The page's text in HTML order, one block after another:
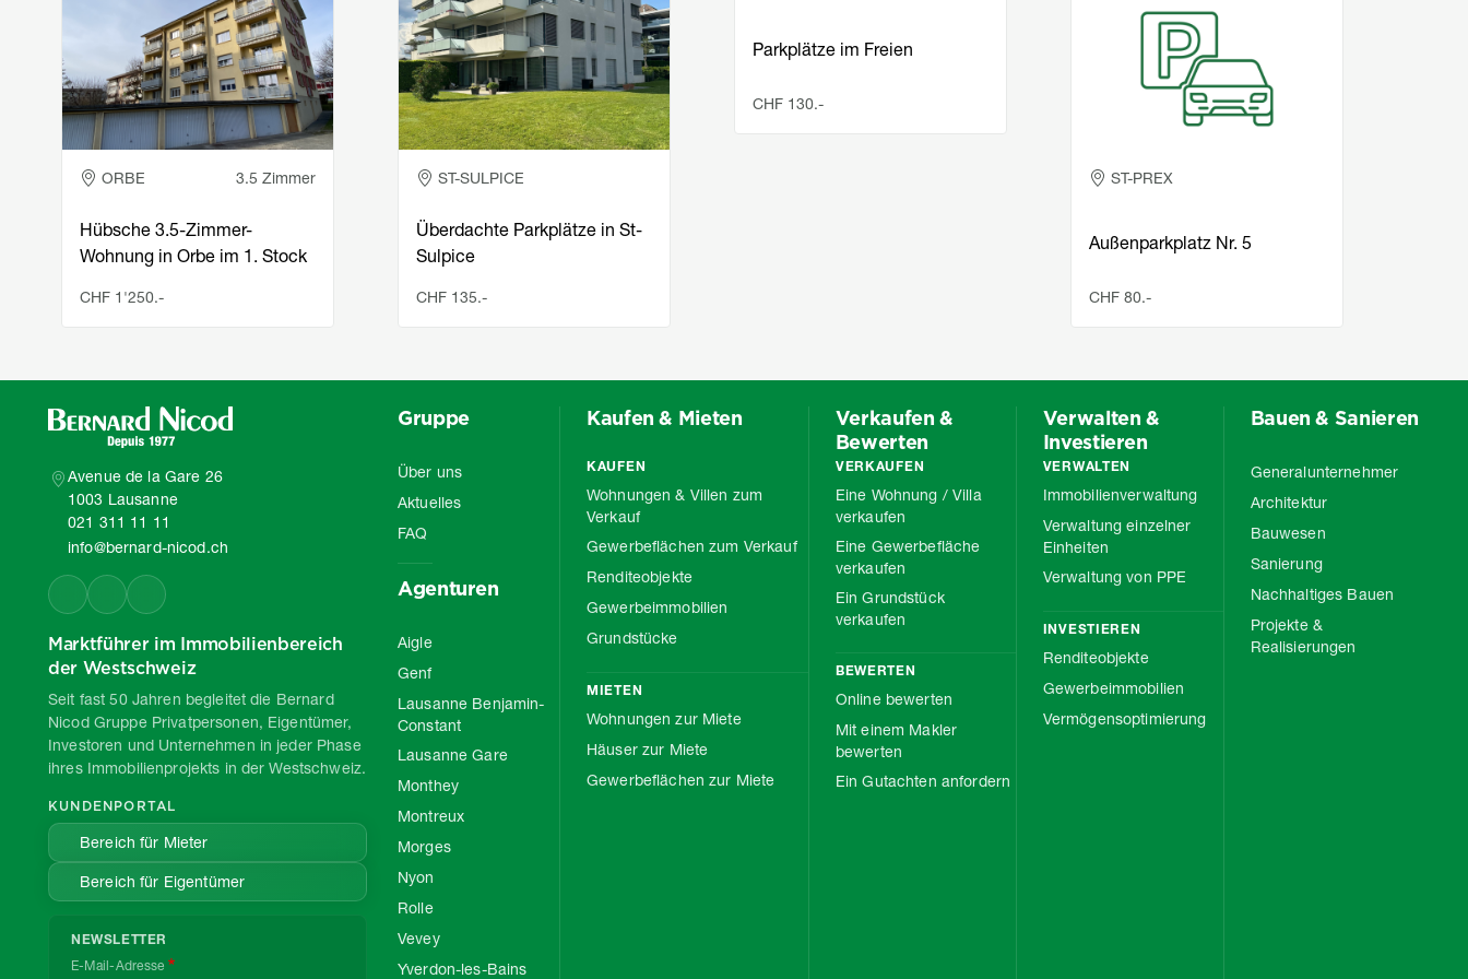
ORBE 3.5 Zimmer
Hübsche 3.5-Zimmer-
Wohnung in Orbe im 1. Stock
CHF 1'250.-
ST-SULPICE
Überdachte Parkplätze in St-
Sulpice
CHF 135.-
Parkplätze im Freien
CHF 130.-
ST-PREX
Außenparkplatz Nr. 5
CHF 80.-
Avenue de la Gare 26
1003 Lausanne
021 311 11 11
info@bernard-nicod.ch
Marktführer im Immobilienbereich
der Westschweiz
Seit fast 50 Jahren begleitet die Bernard
Nicod Gruppe Privatpersonen, Eigentümer,
Investoren und Unternehmen in jeder Phase
ihres Immobilienprojekts in der Westschweiz.
KUNDENPORTAL
Bereich für Mieter
Bereich für Eigentümer
NEWSLETTER
E-Mail-Adresse
Gruppe
Über uns
Aktuelles
FAQ
Agenturen
Aigle
Genf
Lausanne Benjamin-
Constant
Lausanne Gare
Monthey
Montreux
Morges
Nyon
Rolle
Vevey
Yverdon-les-Bains
Kaufen & Mieten
KAUFEN
Wohnungen & Villen zum
Verkauf
Gewerbeflächen zum Verkauf
Renditeobjekte
Gewerbeimmobilien
Grundstücke
MIETEN
Wohnungen zur Miete
Häuser zur Miete
Gewerbeflächen zur Miete
Verkaufen &
Bewerten
VERKAUFEN
Eine Wohnung / Villa
verkaufen
Eine Gewerbefläche
verkaufen
Ein Grundstück
verkaufen
BEWERTEN
Online bewerten
Mit einem Makler
bewerten
Ein Gutachten anfordern
Verwalten &
Investieren
VERWALTEN
Immobilienverwaltung
Verwaltung einzelner
Einheiten
Verwaltung von PPE
INVESTIEREN
Renditeobjekte
Gewerbeimmobilien
Vermögensoptimierung
Bauen & Sanieren
Generalunternehmer
Architektur
Bauwesen
Sanierung
Nachhaltiges Bauen
Projekte &
Realisierungen